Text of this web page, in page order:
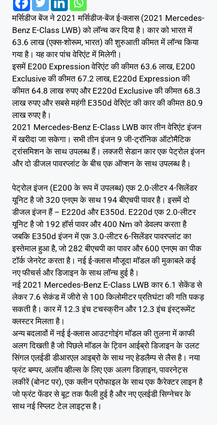
मर्सिडीज बेंज ने 2021 मर्सिडीज-बेंज ई-क्लास (2021 Mercedes-
Benz E-Class LWB) को लॉन्च कर दिया है। कार को भारत में
63.6 लाख (एक्स-शोरूम, भारत) की शुरुआती कीमत में लॉन्च किया
गया है। यह कार पांच वेरिएंट में मिलेगी।
इसमें E200 Expression वेरिएंट की कीमत 63.6 लाख, E200
Exclusive की कीमत 67.2 लाख, E220d Expression की
कीमत 64.8 लाख रुपए और E220d Exclusive की कीमत 68.3
लाख रुपए और सबसे महंगी E350d वेरिएंट की कार की कीमत 80.9
लाख रुपए है।
2021 Mercedes-Benz E-Class LWB कार तीन वेरिएंट इंजन
में खरीदा जा सकेगा। सभी तीन इंजन 9 जी-ट्रॉनिक ऑटोमैटिक
ट्रांसमिशन के साथ उपलब्ध हैं। लक्जरी सेडान कार एक पेट्रोल इंजन
और दो डीजल पावरप्लांट के बीच एक ऑप्शन के साथ उपलब्ध है।
पेट्रोल इंजन (E200 के रूप में उपलब्ध) एक 2.0-लीटर 4-सिलेंडर
यूनिट है जो 320 एनएम के साथ 194 बीएचपी पावर है। इसमें दो
डीजल इंजन हैं – E220d और E350d. E220d एक 2.0-लीटर
यूनिट है जो 192 हॉर्स पावर और 400 Nm को डेवलप करता है
जबकि E350d इंजन में एक 3.0-लीटर 6-सिलेंडर पावरप्लांट का
इस्तेमाल हुआ है, जो 282 बीएचपी का पावर और 600 एनएम का पीक
टॉर्क जेनरेट करता है। नई ई-क्लास मौजूदा मॉडल की मुकाबले कई
नए फीचर्स और डिजाइन के साथ लॉन्च हुई है।
नई 2021 Mercedes-Benz E-Class LWB कार 6.1 सेकेंड से
लेकर 7.6 सेकंड में जीरो से 100 किलोमीटर प्रतिघंटा की गति पकड़
सकती है। कार में 12.3 इंच टचस्क्रीन और 12.3 इंच इंस्ट्रूमेंट
क्लस्टर मिलता है।
अन्य बदलावों में नई ई-क्लास आउटगोइंग मॉडल की तुलना में काफी
अलग दिखती है जो पिछले मॉडल के ट्विन आईब्रो डिजाइन के उलट
सिंगल एलईडी डीआरएल आइब्रो के साथ नए हेडलैम्प से लैस है। नया
फ्रंट बम्पर, अलॉय व्हील्स के लिए एक अलग डिज़ाइन, पावरनेट्स
लकीरें (बोनट पर), एक क्लीन प्रोफाइल के साथ एक कैरेक्टर लाइन है
जो फ्रंट फेंडर से बूट तक फैली हुई है और नए एलईडी सिग्नेचर के
साथ नई स्प्लिट टेल लाइट्स है।